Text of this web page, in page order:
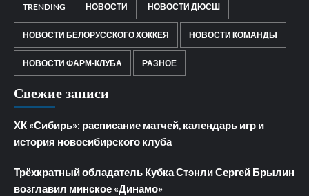
TRENDING НОВОСТИ НОВОСТИ ДЮСШ
НОВОСТИ БЕЛОРУССКОГО ХОККЕЯ НОВОСТИ КОМАНДЫ
НОВОСТИ ФАРМ-КЛУБА РАЗНОЕ
Свежие записи
ХК «Сибирь»: расписание матчей, календарь игр и
история новосибирского клуба
Трёхкратный обладатель Кубка Стэнли Сергей Брылин
возглавил минское «Динамо»